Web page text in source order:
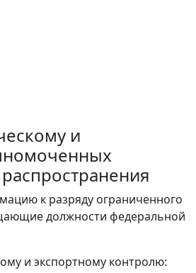
и
к разряду ограниченного
должности федеральной
и экспортному контролю: